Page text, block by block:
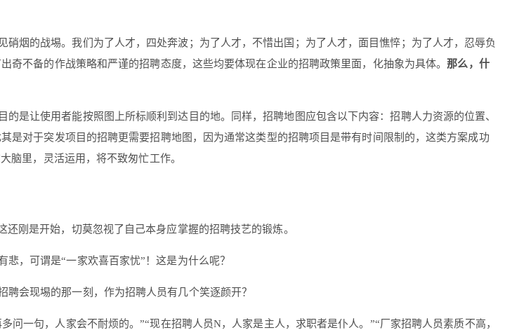
烟的战埸。我们为了人才，四处奔波；为了人才，不惜出国；为了人才，面目憔悴；为了人才，忍辱负
奇不备的作战策略和严谨的招聘态度，这些均要体现在企业的招聘政策里面，化抽象为具体。那么，什
是让使用者能按照图上所标顺利到达目的地。同样，招聘地图应包含以下内容：招聘人力资源的位置、
对于突发项目的招聘更需要招聘地图，因为通常这类型的招聘项目是带有时间限制的，这类方案成功
脑里，灵活运用，将不致匆忙工作。
刚是开始，切莫忽视了自己本身应掌握的招聘技艺的锻炼。
，可谓是“一家欢喜百家忧”！这是为什么呢？
会现埸的那一刻，作为招聘人员有几个笑逐颜开？
一句，人家会不耐烦的。”“现在招聘人员N，人家是主人，求职者是仆人。”“厂家招聘人员素质不高，